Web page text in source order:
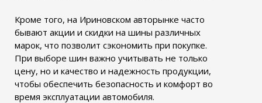
Кроме того, на Ириновском авторынке часто
бывают акции и скидки на шины различных
марок, что позволит сэкономить при покупке.
При выборе шин важно учитывать не только
цену, но и качество и надежность продукции,
чтобы обеспечить безопасность и комфорт во
время эксплуатации автомобиля.